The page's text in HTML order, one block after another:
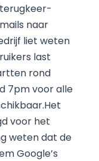
naar
liet weten
last
rond
7pm voor alle
voor het
weten dat de
Google’s